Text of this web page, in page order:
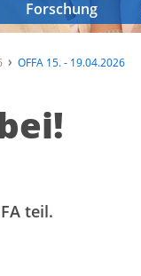
Forschung
OFFA 15. - 19.04.2026
teil.